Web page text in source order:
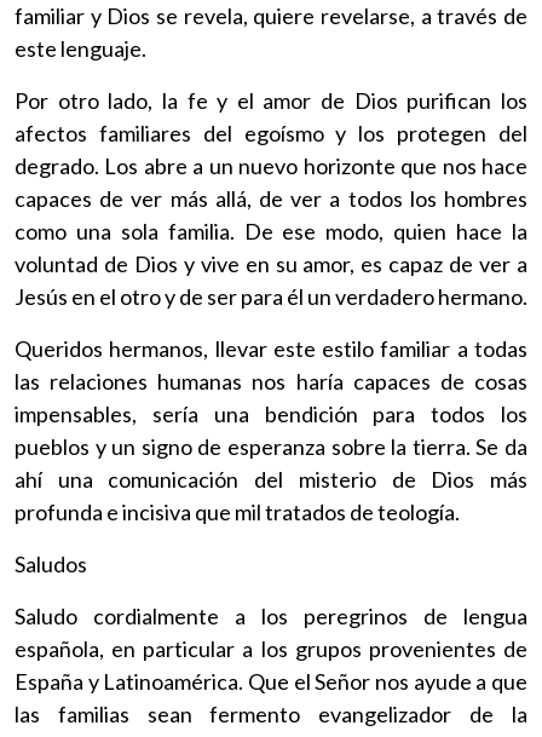
familiar y Dios se revela, quiere revelarse, a través de
este lenguaje.
Por otro lado, la fe y el amor de Dios purifican los
afectos familiares del egoísmo y los protegen del
degrado. Los abre a un nuevo horizonte que nos hace
capaces de ver más allá, de ver a todos los hombres
como una sola familia. De ese modo, quien hace la
voluntad de Dios y vive en su amor, es capaz de ver a
Jesús en el otro y de ser para él un verdadero hermano.
Queridos hermanos, llevar este estilo familiar a todas
las relaciones humanas nos haría capaces de cosas
impensables, sería una bendición para todos los
pueblos y un signo de esperanza sobre la tierra. Se da
ahí una comunicación del misterio de Dios más
profunda e incisiva que mil tratados de teología.
Saludos
Saludo cordialmente a los peregrinos de lengua
española, en particular a los grupos provenientes de
España y Latinoamérica. Que el Señor nos ayude a que
las familias sean fermento evangelizador de la